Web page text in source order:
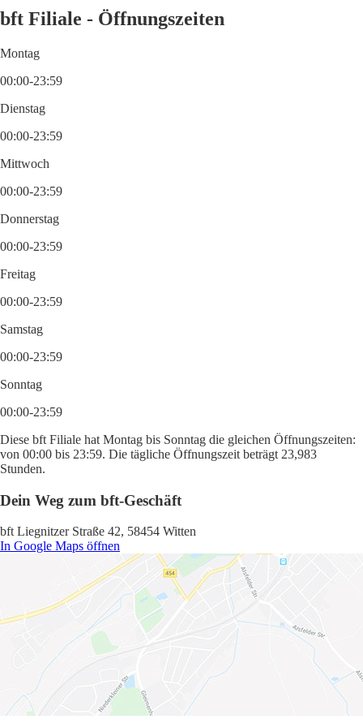
bft Filiale - Öffnungszeiten
Montag
00:00-23:59
Dienstag
00:00-23:59
Mittwoch
00:00-23:59
Donnerstag
00:00-23:59
Freitag
00:00-23:59
Samstag
00:00-23:59
Sonntag
00:00-23:59
Diese bft Filiale hat Montag bis Sonntag die gleichen Öffnungszeiten:
von 00:00 bis 23:59. Die tägliche Öffnungszeit beträgt 23,983
Stunden.
Dein Weg zum bft-Geschäft
bft Liegnitzer Straße 42, 58454 Witten
In Google Maps öffnen